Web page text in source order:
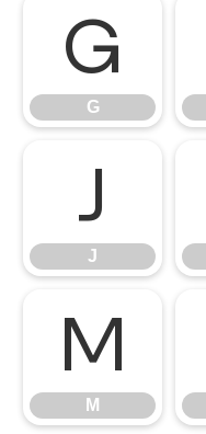
G
G
J
J
M
M